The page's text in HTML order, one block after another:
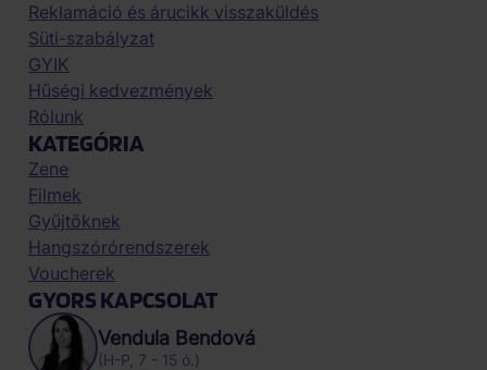
Reklamáció és árucikk visszaküldés
Süti-szabályzat
GYIK
Hűségi kedvezmények
Rólunk
KATEGÓRIA
Zene
Filmek
Gyűjtőknek
Hangszórórendszerek
Voucherek
GYORS KAPCSOLAT
Vendula Bendová
(H-P, 7 - 15 ó.)